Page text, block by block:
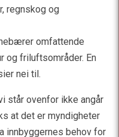
regnskog og
omfattende
og friluftsområder. En
nei til.
står ovenfor ikke angår
at det er myndigheter
innbyggernes behov for